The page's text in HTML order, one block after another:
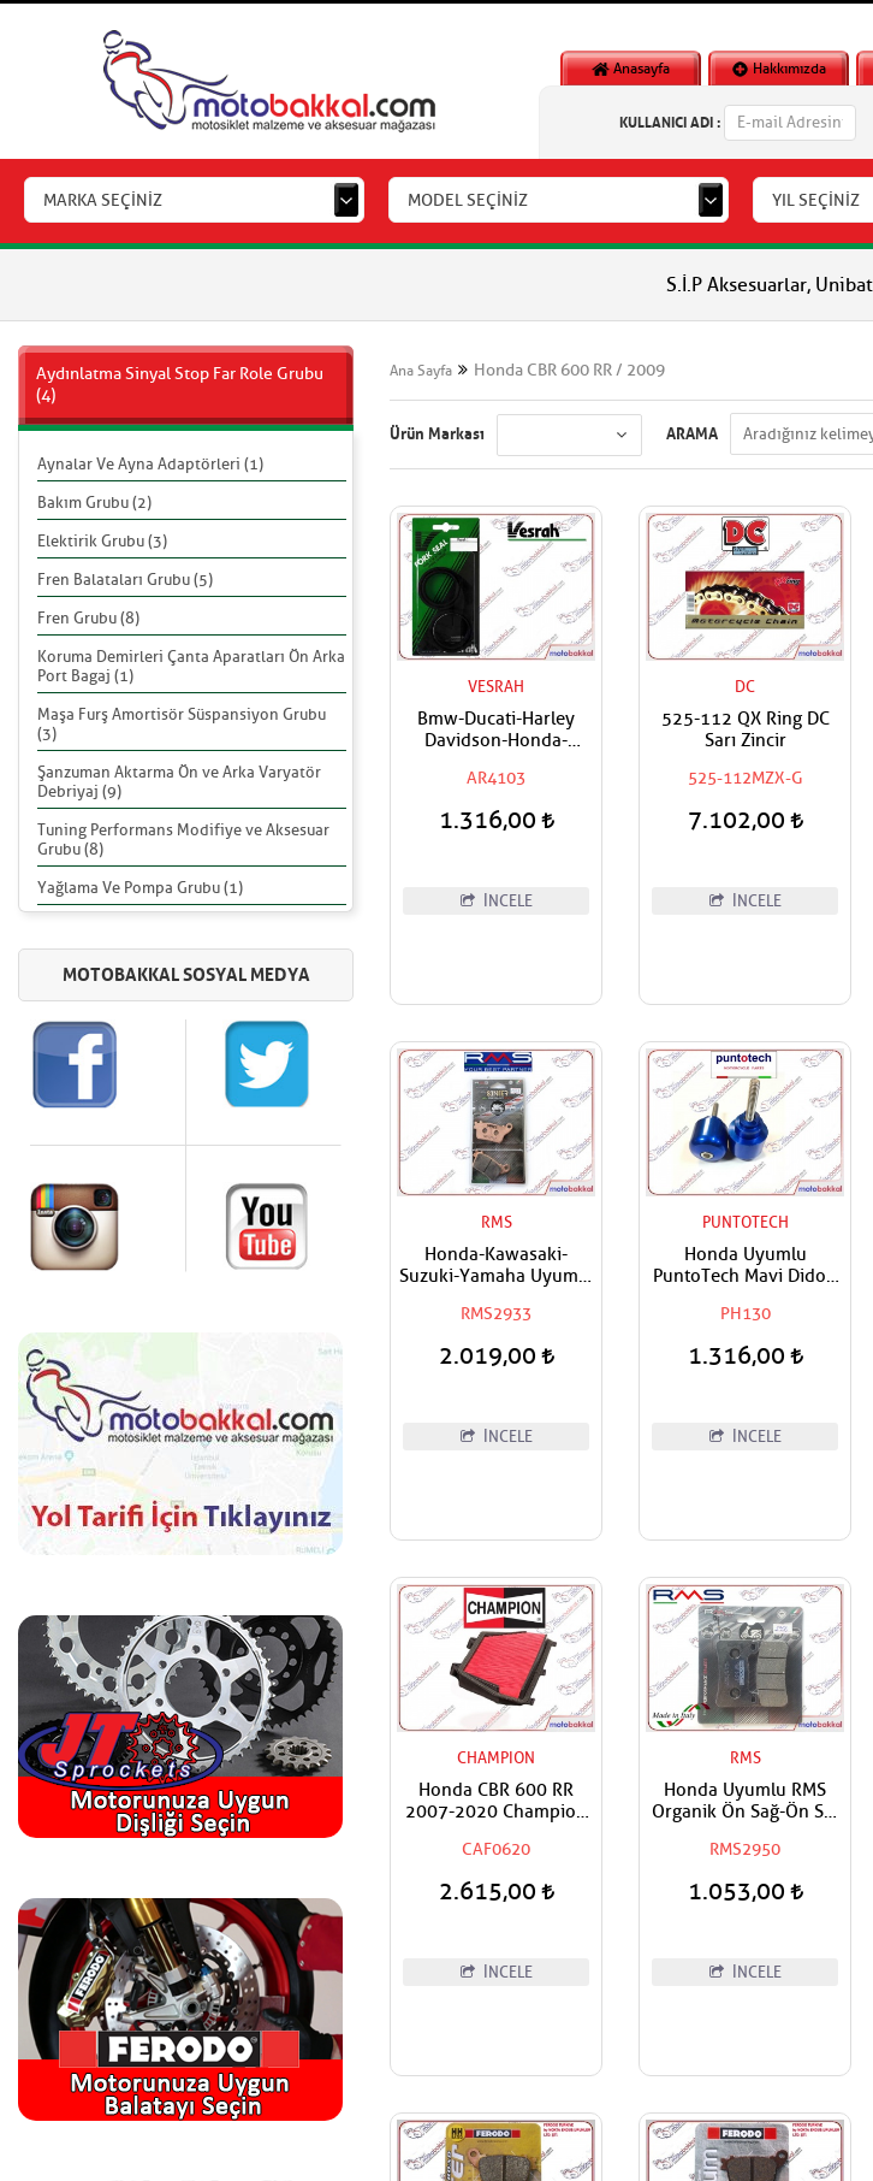
Anasayfa Hakkımızda
KULLANICI ADI :
MARKA SEÇİNİZ MODEL SEÇİNİZ YIL SEÇİNİZ
S.İ.P Aksesuarlar, Unibat Aküler,
Aydınlatma Sinyal Stop Far Role Grubu
(4)
Aynalar Ve Ayna Adaptörleri (1)
Bakım Grubu (2)
Elektirik Grubu (3)
Fren Balataları Grubu (5)
Fren Grubu (8)
Koruma Demirleri Çanta Aparatları Ön Arka
Port Bagaj (1)
Maşa Furş Amortisör Süspansiyon Grubu
(3)
Şanzuman Aktarma Ön ve Arka Varyatör
Debriyaj (9)
Tuning Performans Modifiye ve Aksesuar
Grubu (8)
Yağlama Ve Pompa Grubu (1)
Ana Sayfa Honda CBR 600 RR / 2009
Ürün Markası ARAMA
VESRAH
Bmw-Ducati-Harley
Davidson-Honda-
Uyumlu VESRAH Ön
Amortisör Yağ Keçesi
41x54x11
AR4103
1.316,00
İNCELE
DC
525-112 QX Ring DC
Sarı Zincir
525-112MZX-G
7.102,00
İNCELE
RMS
Honda-Kawasaki-
Suzuki-Yamaha Uyumlu
Fren Balatası
RMS2933
2.019,00
İNCELE
PUNTOTECH
Honda Uyumlu
PuntoTech Mavi Didon
PH130
1.316,00
İNCELE
CHAMPION
Honda CBR 600 RR
2007-2020 Champion
CAF0620
2.615,00
İNCELE
RMS
Honda Uyumlu RMS
Organik Ön Sağ-Ön Sol
RMS2950
1.053,00
İNCELE